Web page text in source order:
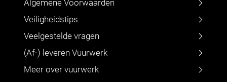
Algemene Voorwaarden
Veiligheidstips
Veelgestelde vragen
(Af-) leveren Vuurwerk
Meer over vuurwerk